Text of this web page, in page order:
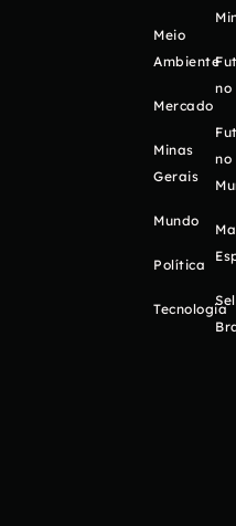
Meio
Ambiente
Mercado
Minas
Gerais
Mundo
Política
Tecnologia
no
no